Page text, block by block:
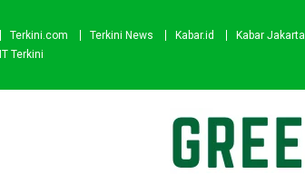
Terkini.com Terkini News Kabar.id Kabar Jakarta
IT Terkini